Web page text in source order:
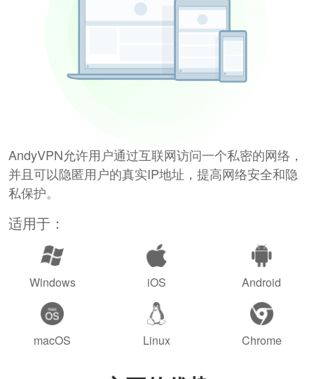
AndyVPN允许用户通过互联网访问一个私密的网络，
并且可以隐匿用户的真实IP地址，提高网络安全和隐
私保护。
适用于：
Windows iOS Android
macOS Linux Chrome